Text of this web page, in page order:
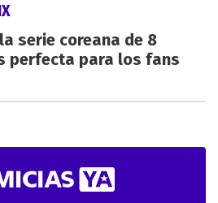
serie coreana de 8
perfecta para los fans